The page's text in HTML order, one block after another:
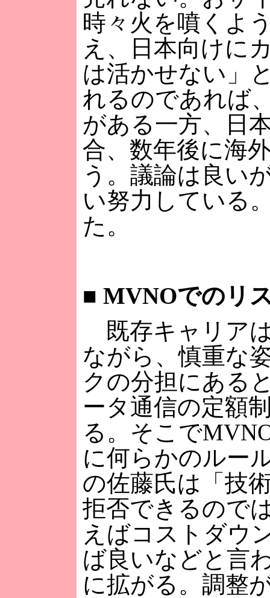
時々火を噴くよ
え、日本向けに
は活かせない」
れるのであれば
がある一方、日
合、数年後に海
う。議論は良い
い努力している
た。
■ MVNOでのリ
既存キャリア
ながら、慎重な
クの分担にある
ータ通信の定額
る。そこで
に何らかのルー
の佐藤氏は「技
拒否できるので
えばコストダウ
ば良いなどと言
に拡がる。調整